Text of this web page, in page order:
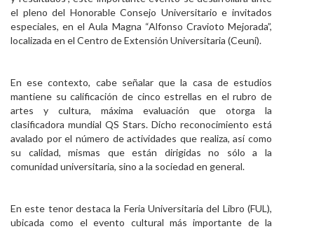
el pleno del Honorable Consejo Universitario e invitados
especiales, en el Aula Magna “Alfonso Cravioto Mejorada”,
localizada en el Centro de Extensión Universitaria (Ceuni).
En ese contexto, cabe señalar que la casa de estudios
mantiene su calificación de cinco estrellas en el rubro de
artes y cultura, máxima evaluación que otorga la
clasificadora mundial QS Stars. Dicho reconocimiento está
avalado por el número de actividades que realiza, así como
su calidad, mismas que están dirigidas no sólo a la
comunidad universitaria, sino a la sociedad en general.
En este tenor destaca la Feria Universitaria del Libro (FUL),
ubicada como el evento cultural más importante de la